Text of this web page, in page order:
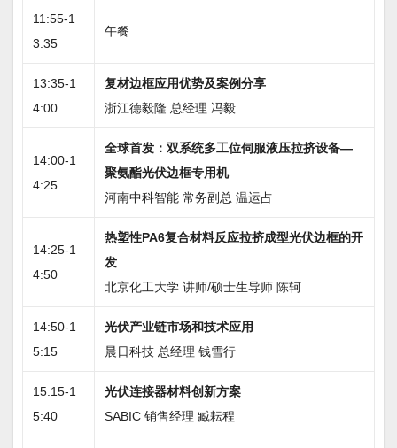
11:55-1
3:35
午餐
13:35-1
4:00
复材边框应用优势及案例分享
浙江德毅隆 总经理 冯毅
14:00-1
4:25
全球首发：双系统多工位伺服液压拉挤设备—
聚氨酯光伏边框专用机
河南中科智能 常务副总 温运占
14:25-1
4:50
热塑性PA6复合材料反应拉挤成型光伏边框的开
发
北京化工大学 讲师/硕士生导师 陈轲
14:50-1
5:15
光伏产业链市场和技术应用
晨日科技 总经理 钱雪行
15:15-1
5:40
光伏连接器材料创新方案
SABIC 销售经理 臧耘程